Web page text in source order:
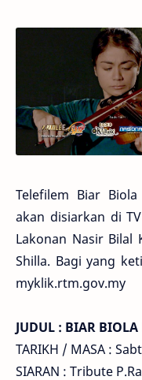
Telefilem Biar
akan disiarkan di
Lakonan Nasir Bilal
Shilla. Bagi yang
myklik.rtm.gov.my
JUDUL : BIAR BIOLA
TARIKH / MASA :
SIARAN : Tribute